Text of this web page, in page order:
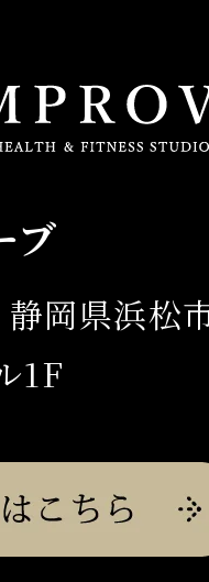
ブ
岡県浜松
1F